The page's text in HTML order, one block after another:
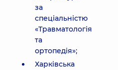
за
спеціальністю
«Травматологія
та
ортопедія»;
Харківська